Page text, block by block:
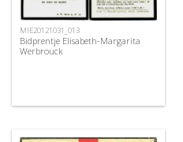
MIE20121031_013
Bidprentje Elisabeth-Margarita
Werbrouck